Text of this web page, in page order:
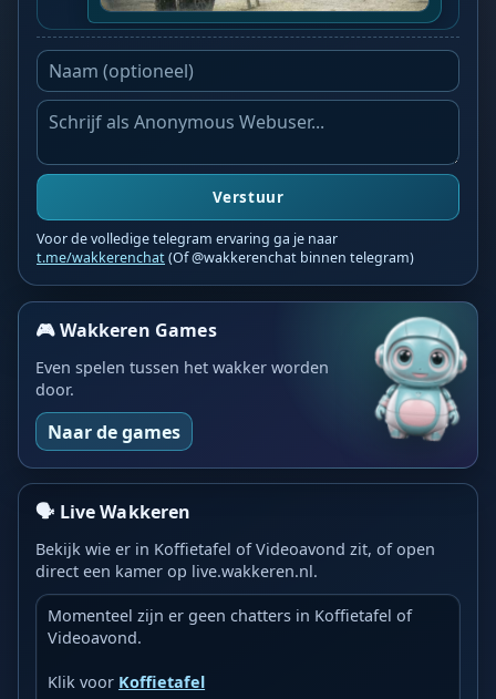
Verstuur
Voor de volledige telegram ervaring ga je naar
t.me/wakkerenchat(Of @wakkerenchat binnen telegram)
🎮 Wakkeren Games
Even spelen tussen het wakker worden
door.
Naar de games
🗣️ Live Wakkeren
Bekijk wie er in Koffietafel of Videoavond zit, of open
direct een kamer op live.wakkeren.nl.
Momenteel zijn er geen chatters in Koffietafel of
Videoavond.
Klik voor Koffietafel